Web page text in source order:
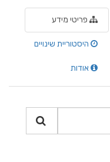
פריטי מידע
היסטוריית שינויים
אודות